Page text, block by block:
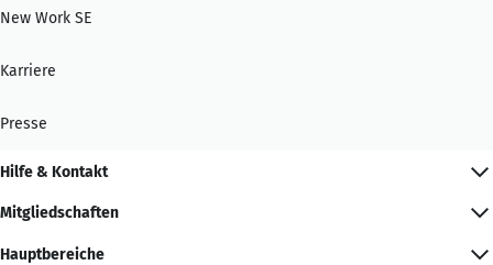
New Work SE
Karriere
Presse
Hilfe & Kontakt
Mitgliedschaften
Hauptbereiche